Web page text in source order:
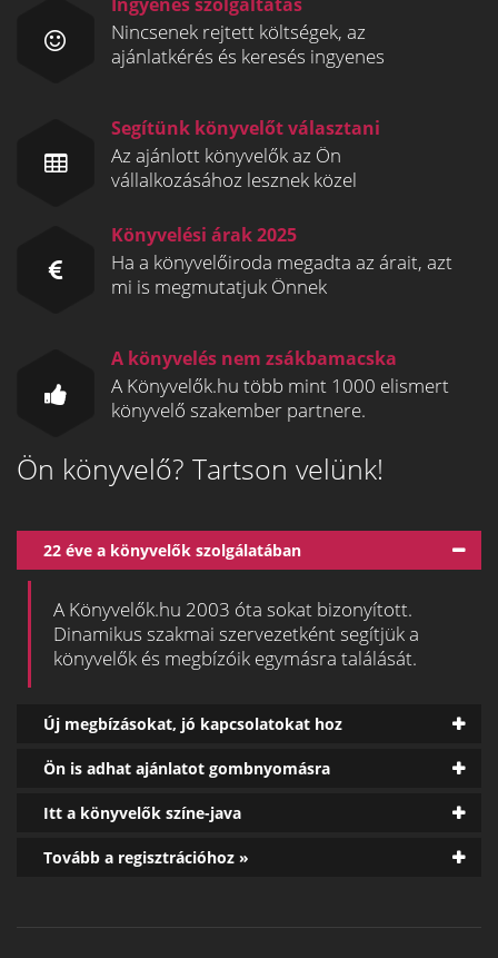
Nincsenek rejtett költségek, az
ajánlatkérés és keresés ingyenes
Segítünk könyvelőt választani
Az ajánlott könyvelők az Ön
vállalkozásához lesznek közel
Könyvelési árak 2025
Ha a könyvelőiroda megadta az árait, azt
mi is megmutatjuk Önnek
A könyvelés nem zsákbamacska
A Könyvelők.hu több mint 1000 elismert
könyvelő szakember partnere.
Ön könyvelő? Tartson velünk!
22 éve a könyvelők szolgálatában
A Könyvelők.hu 2003 óta sokat bizonyított.
Dinamikus szakmai szervezetként segítjük a
könyvelők és megbízóik egymásra találását.
Új megbízásokat, jó kapcsolatokat hoz
Ön is adhat ajánlatot gombnyomásra
Itt a könyvelők színe-java
Tovább a regisztrációhoz »